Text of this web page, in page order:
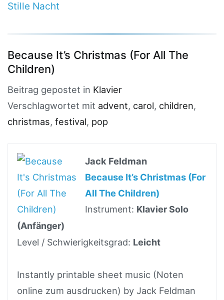
Stille Nacht
Because It’s Christmas (For All The
Children)
Beitrag gepostet in Klavier
Verschlagwortet mit advent, carol, children,
christmas, festival, pop
Jack Feldman
Because It’s Christmas (For
All The Children)
Instrument: Klavier Solo
(Anfänger)
Level / Schwierigkeitsgrad: Leicht
Instantly printable sheet music (Noten
online zum ausdrucken) by Jack Feldman